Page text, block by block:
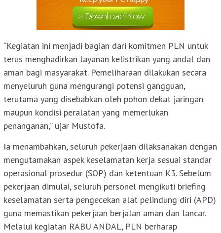
“Kegiatan ini menjadi bagian dari komitmen PLN untuk
terus menghadirkan layanan kelistrikan yang andal dan
aman bagi masyarakat. Pemeliharaan dilakukan secara
menyeluruh guna mengurangi potensi gangguan,
terutama yang disebabkan oleh pohon dekat jaringan
maupun kondisi peralatan yang memerlukan
penanganan,” ujar Mustofa.
Ia menambahkan, seluruh pekerjaan dilaksanakan dengan
mengutamakan aspek keselamatan kerja sesuai standar
operasional prosedur (SOP) dan ketentuan K3. Sebelum
pekerjaan dimulai, seluruh personel mengikuti briefing
keselamatan serta pengecekan alat pelindung diri (APD)
guna memastikan pekerjaan berjalan aman dan lancar.
Melalui kegiatan RABU ANDAL, PLN berharap